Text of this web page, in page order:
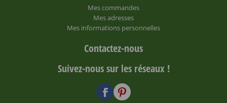
Mes commandes
Mes adresses
Mes informations personnelles
Contactez-nous
Suivez-nous sur les réseaux !